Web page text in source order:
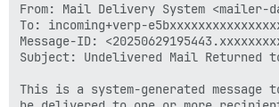
From: Mail Delivery System <mailer-
To: incoming+verp-
Message-ID:
Subject: Undelivered Mail Returned
This is a system-generated